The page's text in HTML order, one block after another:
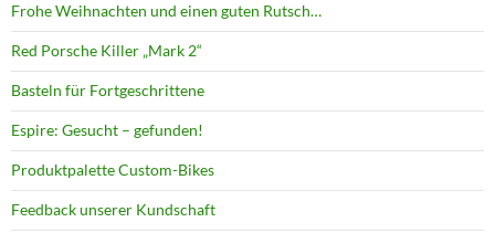
Frohe Weihnachten und einen guten Rutsch…
Red Porsche Killer „Mark 2“
Basteln für Fortgeschrittene
Espire: Gesucht – gefunden!
Produktpalette Custom-Bikes
Feedback unserer Kundschaft